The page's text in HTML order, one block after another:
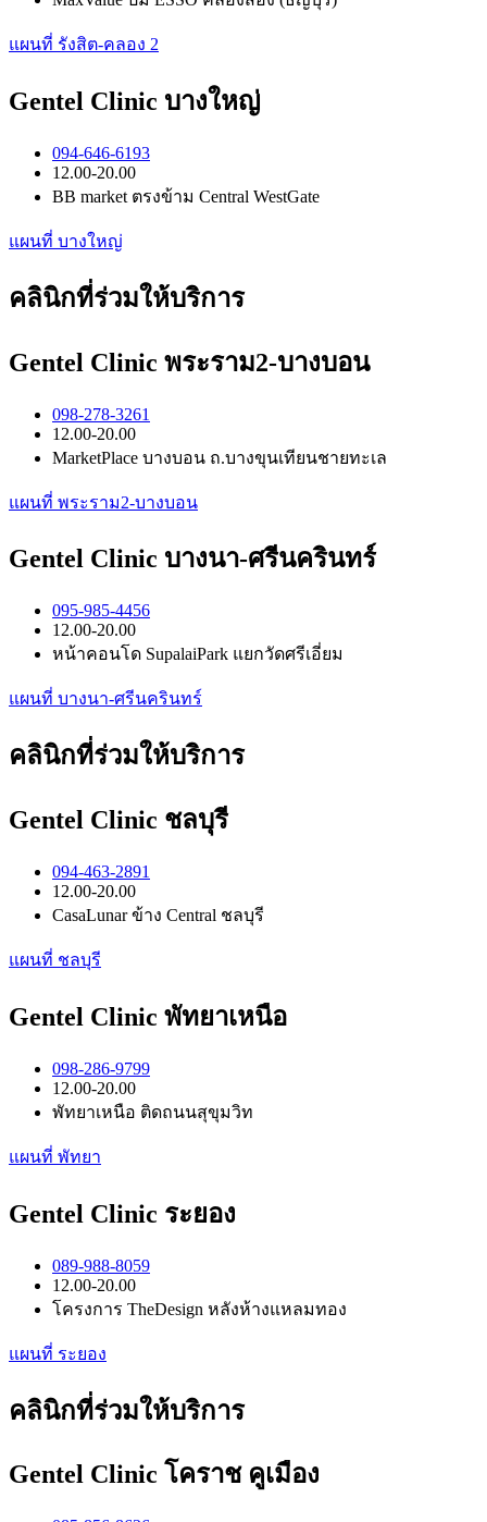
แผนที่ รังสิต-คลอง 2
Gentel Clinic บางใหญ่
094-646-6193
12.00-20.00
BB market ตรงข้าม Central WestGate
แผนที่ บางใหญ่
คลินิกที่ร่วมให้บริการ
Gentel Clinic พระราม2-บางบอน
098-278-3261
12.00-20.00
MarketPlace บางบอน ถ.บางขุนเทียนชายทะเล
แผนที่ พระราม2-บางบอน
Gentel Clinic บางนา-ศรีนครินทร์
095-985-4456
12.00-20.00
หน้าคอนโด SupalaiPark แยกวัดศรีเอี่ยม
แผนที่ บางนา-ศรีนครินทร์
คลินิกที่ร่วมให้บริการ
Gentel Clinic ชลบุรี
094-463-2891
12.00-20.00
CasaLunar ข้าง Central ชลบุรี
แผนที่ ชลบุรี
Gentel Clinic พัทยาเหนือ
098-286-9799
12.00-20.00
พัทยาเหนือ ติดถนนสุขุมวิท
แผนที่ พัทยา
Gentel Clinic ระยอง
089-988-8059
12.00-20.00
โครงการ TheDesign หลังห้างแหลมทอง
แผนที่ ระยอง
คลินิกที่ร่วมให้บริการ
Gentel Clinic โคราช คูเมือง